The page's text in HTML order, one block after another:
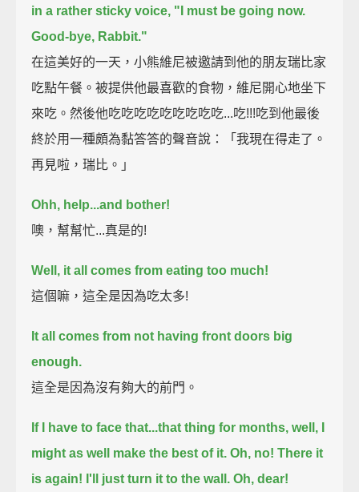
in a rather sticky voice, "I must be going now.
Good-bye, Rabbit."
在這美好的一天，小熊維尼被邀請到他的朋友瑞比家
吃點午餐。被提供他最喜歡的食物，維尼開心地坐下
來吃。然後他吃吃吃吃吃吃吃吃吃...吃!!!吃到他最後
終於用一種頗為黏答答的聲音說：「我現在得走了。
再見啦，瑞比。」
Ohh, help...and bother!
噢，幫幫忙...真是的!
Well, it all comes from eating too much!
這個嘛，這全是因為吃太多!
It all comes from not having front doors big
enough.
這全是因為沒有夠大的前門。
If I have to face that...that thing for months, well, I
might as well make the best of it. Oh, no! There it
is again! I'll just turn it to the wall. Oh, dear!